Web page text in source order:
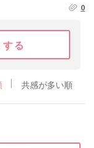
0
る
共感が多い順